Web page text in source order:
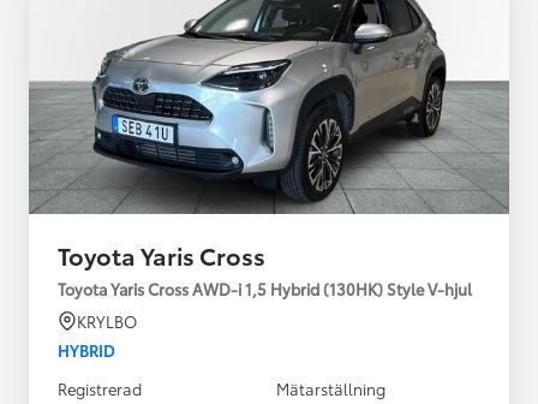
Toyota Yaris Cross
Toyota Yaris Cross AWD-i 1,5 Hybrid (130HK) Style V-hjul
KRYLBO
HYBRID
Registrerad
Mätarställning